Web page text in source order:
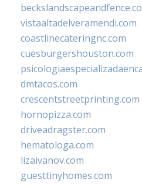
vistaaltadelveramendi.com
coastlinecateringnc.com
cuesburgershouston.com
dmtacos.com
crescentstreetprinting.com
hornopizza.com
driveadragster.com
hematologa.com
lizaivanov.com
guesttinyhomes.com